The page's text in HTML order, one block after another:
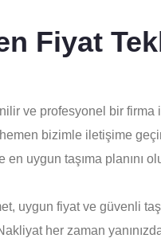
Fiyat
ve profesyonel bir firma
bizimle iletişime
en uygun taşıma planını
uygun fiyat ve güvenli
her zaman